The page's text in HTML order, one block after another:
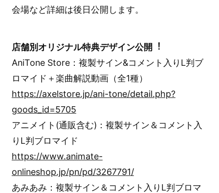
会場など詳細は後日公開します。
店舗別オリジナル特典デザイン公開︕
AniTone Store：複製サイン&コメント入りL判ブ
ロマイド＋楽曲解説動画（全1種）
https://axelstore.jp/ani-tone/detail.php?
goods_id=5705
アニメイト(通販含む)：複製サイン＆コメント入
りL判ブロマイド
https://www.animate-
onlineshop.jp/pn/pd/3267791/
あみあみ：複製サイン＆コメント入りL判ブロマ